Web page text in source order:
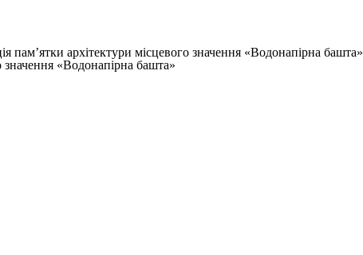
пам’ятки архітектури місцевого значення «Водонапірна башта»
значення «Водонапірна башта»